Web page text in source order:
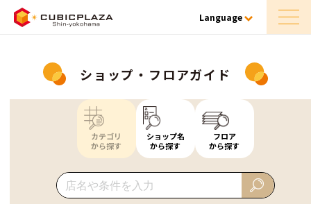
Language
ショップ・フロアガイド
カテゴリ
から探す
ショップ名
から探す
フロア
から探す